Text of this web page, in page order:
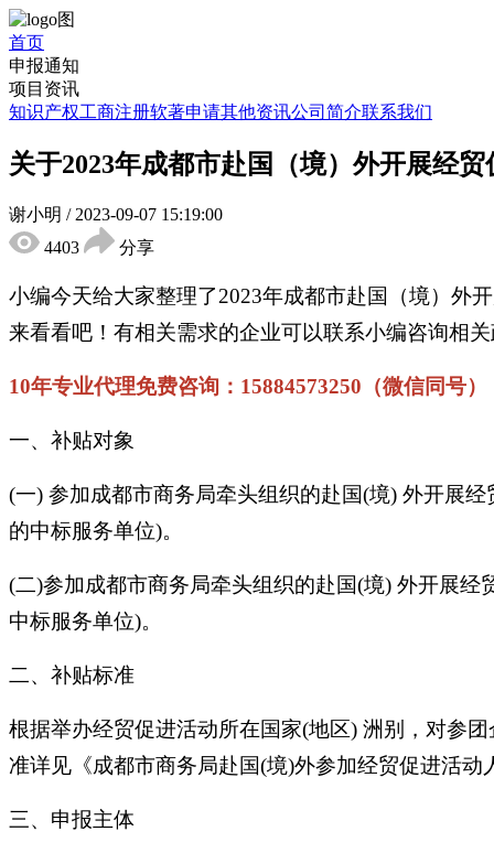
首页
申报通知
项目资讯
知识产权工商注册软著申请其他资讯公司简介联系我们
关于2023年成都市赴国（境）外开展经
谢小明 / 2023-09-07 15:19:00
4403
分享
小编今天给大家整理了2023年成都市赴国（境）外
来看看吧！有相关需求的企业可以联系小编咨询相
10年专业代理免费咨询：15884573250（微信同号）
一、补贴对象
(一) 参加成都市商务局牵头组织的赴国(境) 外开展
的中标服务单位)。
(二)参加成都市商务局牵头组织的赴国(境) 外开展
中标服务单位)。
二、补贴标准
根据举办经贸促进活动所在国家(地区) 洲别，对参
准详见《成都市商务局赴国(境)外参加经贸促进活动
三、申报主体